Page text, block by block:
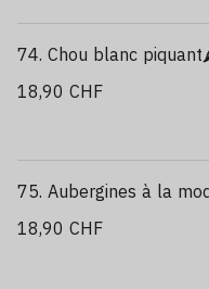
74. Chou blanc
18,90 CHF
75. Aubergines à la
18,90 CHF